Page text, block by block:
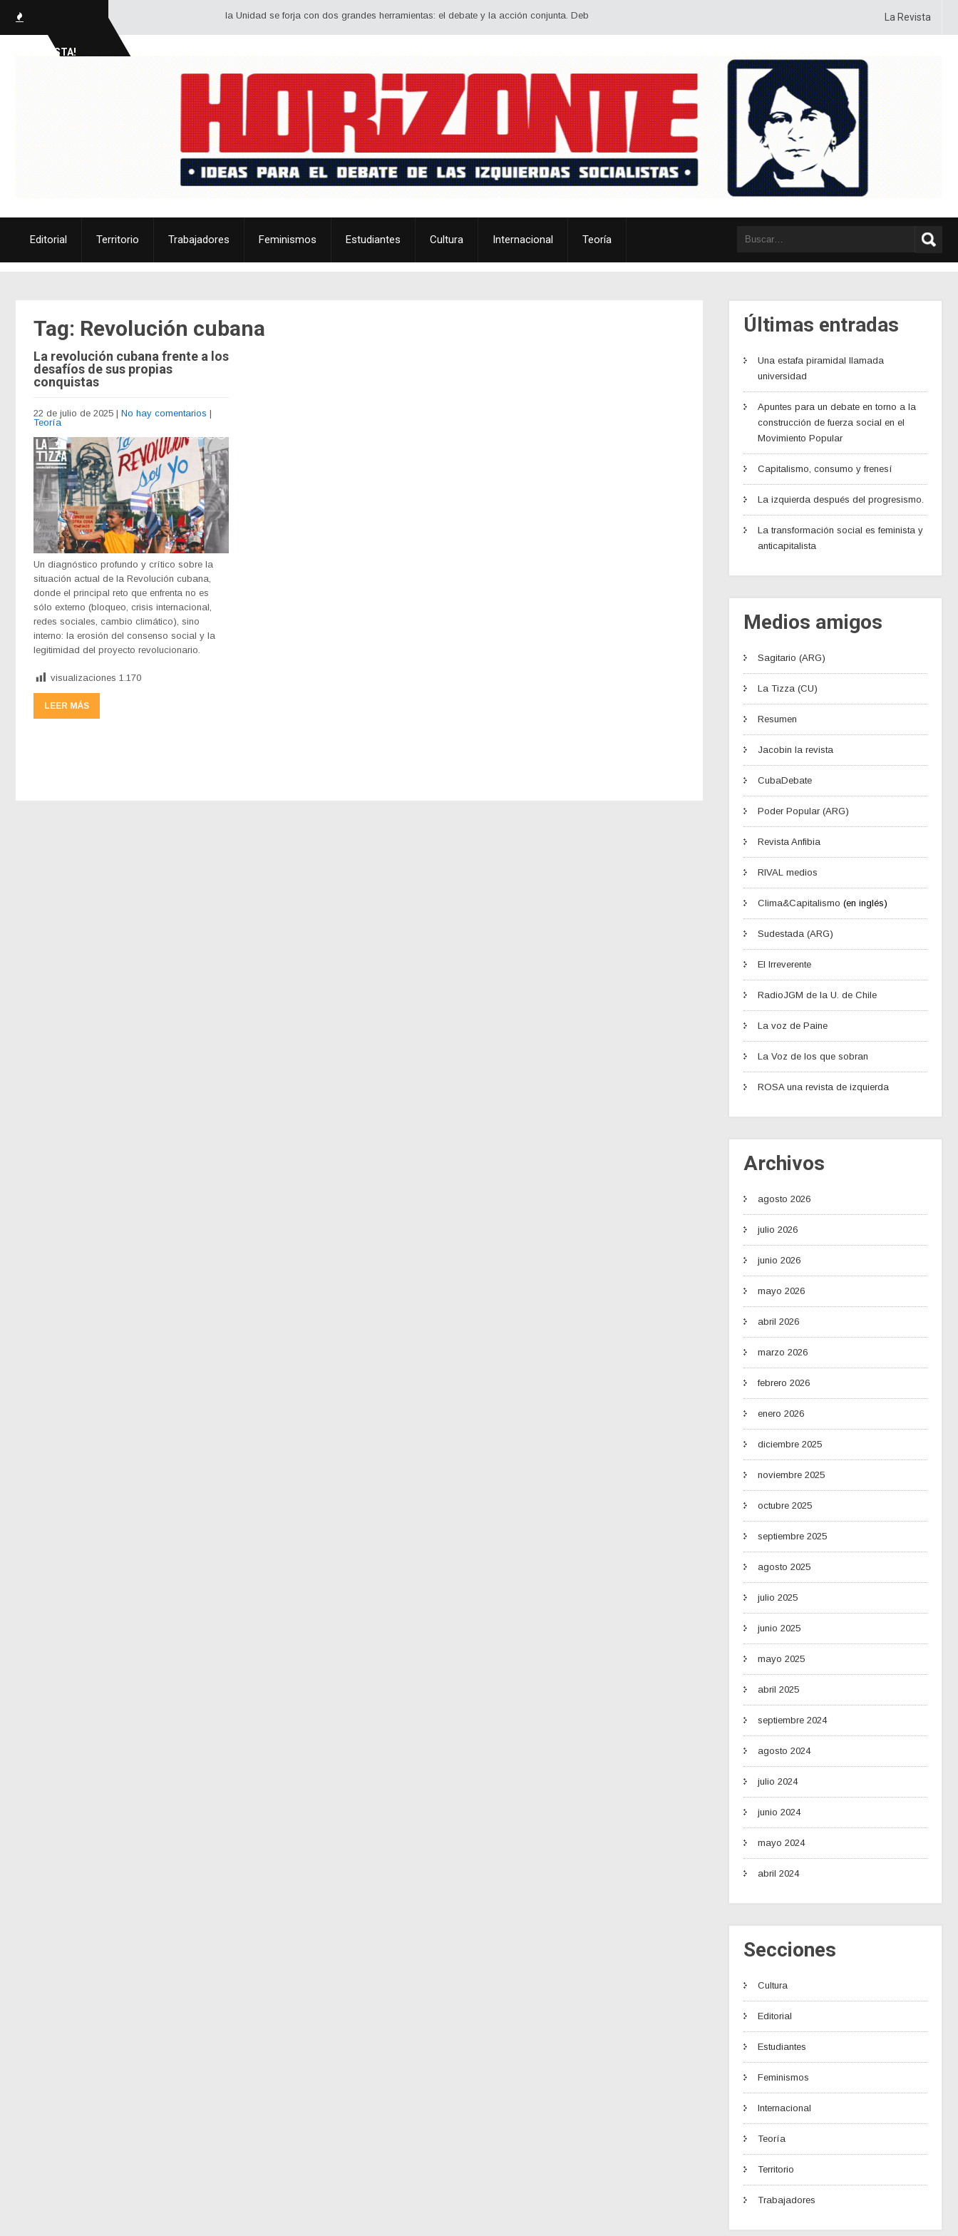
SOCIALISTA!
la Unidad se forja con dos grandes herramientas: el debate y la acción conjunta. Debatir estrategia, ideología, táctica y posiciones, con sentido crítico y autocrítico, con pasión
La Revista
Editorial Territorio Trabajadores Feminismos Estudiantes Cultura Internacional Teoría
Tag: Revolución cubana
La revolución cubana frente a los
desafíos de sus propias
conquistas
22 de julio de 2025 | No hay comentarios |
Teoría
Un diagnóstico profundo y crítico sobre la
situación actual de la Revolución cubana,
donde el principal reto que enfrenta no es
sólo externo (bloqueo, crisis internacional,
redes sociales, cambio climático), sino
interno: la erosión del consenso social y la
legitimidad del proyecto revolucionario.
visualizaciones 1.170
LEER MÁS
Últimas entradas
Una estafa piramidal llamada
universidad
Apuntes para un debate en torno a la
construcción de fuerza social en el
Movimiento Popular
Capitalismo, consumo y frenesí
La izquierda después del progresismo.
La transformación social es feminista y
anticapitalista
Medios amigos
Sagitario (ARG)
La Tizza (CU)
Resumen
Jacobin la revista
CubaDebate
Poder Popular (ARG)
Revista Anfibia
RIVAL medios
Clima&Capitalismo (en inglés)
Sudestada (ARG)
El Irreverente
RadioJGM de la U. de Chile
La voz de Paine
La Voz de los que sobran
ROSA una revista de izquierda
Archivos
agosto 2026
julio 2026
junio 2026
mayo 2026
abril 2026
marzo 2026
febrero 2026
enero 2026
diciembre 2025
noviembre 2025
octubre 2025
septiembre 2025
agosto 2025
julio 2025
junio 2025
mayo 2025
abril 2025
septiembre 2024
agosto 2024
julio 2024
junio 2024
mayo 2024
abril 2024
Secciones
Cultura
Editorial
Estudiantes
Feminismos
Internacional
Teoría
Territorio
Trabajadores